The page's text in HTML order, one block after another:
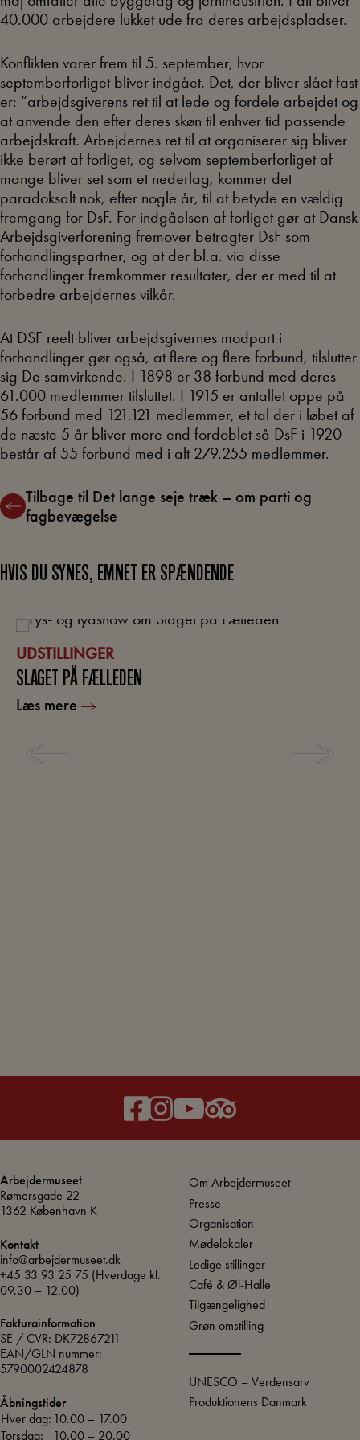
40.000 arbejdere lukket ude fra deres arbejdspladser.
Konflikten varer frem til 5. september, hvor
septemberforliget bliver indgået. Det, der bliver slået fast
er: “arbejdsgiverens ret til at lede og fordele arbejdet og
at anvende den efter deres skøn til enhver tid passende
arbejdskraft. Arbejdernes ret til at organiserer sig bliver
ikke berørt af forliget, og selvom septemberforliget af
mange bliver set som et nederlag, kommer det
paradoksalt nok, efter nogle år, til at betyde en vældig
fremgang for DsF. For indgåelsen af forliget gør at Dansk
Arbejdsgiverforening fremover betragter DsF som
forhandlingspartner, og at der bl.a. via disse
forhandlinger fremkommer resultater, der er med til at
forbedre arbejdernes vilkår.
At DSF reelt bliver arbejdsgivernes modpart i
forhandlinger gør også, at flere og flere forbund, tilslutter
sig De samvirkende. I 1898 er 38 forbund med deres
61.000 medlemmer tilsluttet. I 1915 er antallet oppe på
56 forbund med 121.121 medlemmer, et tal der i løbet af
de næste 5 år bliver mere end fordoblet så DsF i 1920
består af 55 forbund med i alt 279.255 medlemmer.
Tilbage til Det lange seje træk – om parti og
fagbevægelse
HVIS DU SYNES, EMNET ER SPÆNDENDE
UDSTILLINGER
SLAGET PÅ FÆLLEDEN
Læs mere
Arbejdermuseet
Rømersgade 22
1362 København K
Kontakt
info@arbejdermuseet.dk
+45 33 93 25 75 (Hverdage kl.
09.30 – 12.00)
Fakturainformation
SE / CVR: DK72867211
EAN/GLN nummer:
5790002424878
Åbningstider
Hver dag: 10.00 – 17.00
Torsdag:
10.00 – 20.00
Om Arbejdermuseet
Presse
Organisation
Mødelokaler
Ledige stillinger
Café & Øl-Halle
Tilgængelighed
Grøn omstilling
UNESCO – Verdensarv
Produktionens Danmark